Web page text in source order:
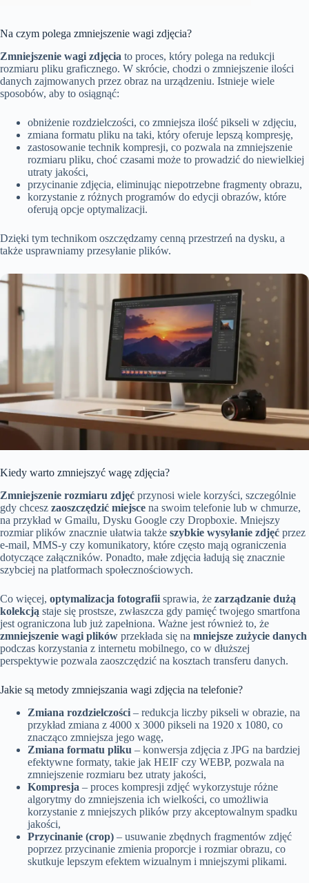
Na czym polega zmniejszenie wagi zdjęcia?
Zmniejszenie wagi zdjęcia to proces, który polega na redukcji
rozmiaru pliku graficznego. W skrócie, chodzi o zmniejszenie ilości
danych zajmowanych przez obraz na urządzeniu. Istnieje wiele
sposobów, aby to osiągnąć:
obniżenie rozdzielczości, co zmniejsza ilość pikseli w zdjęciu,
zmiana formatu pliku na taki, który oferuje lepszą kompresję,
zastosowanie technik kompresji, co pozwala na zmniejszenie
rozmiaru pliku, choć czasami może to prowadzić do niewielkiej
utraty jakości,
przycinanie zdjęcia, eliminując niepotrzebne fragmenty obrazu,
korzystanie z różnych programów do edycji obrazów, które
oferują opcje optymalizacji.
Dzięki tym technikom oszczędzamy cenną przestrzeń na dysku, a
także usprawniamy przesyłanie plików.
Kiedy warto zmniejszyć wagę zdjęcia?
Zmniejszenie rozmiaru zdjęć przynosi wiele korzyści, szczególnie
gdy chcesz zaoszczędzić miejsce na swoim telefonie lub w chmurze,
na przykład w Gmailu, Dysku Google czy Dropboxie. Mniejszy
rozmiar plików znacznie ułatwia także szybkie wysyłanie zdjęć przez
e-mail, MMS-y czy komunikatory, które często mają ograniczenia
dotyczące załączników. Ponadto, małe zdjęcia ładują się znacznie
szybciej na platformach społecznościowych.
Co więcej, optymalizacja fotografii sprawia, że zarządzanie dużą
kolekcją staje się prostsze, zwłaszcza gdy pamięć twojego smartfona
jest ograniczona lub już zapełniona. Ważne jest również to, że
zmniejszenie wagi plików przekłada się na mniejsze zużycie danych
podczas korzystania z internetu mobilnego, co w dłuższej
perspektywie pozwala zaoszczędzić na kosztach transferu danych.
Jakie są metody zmniejszania wagi zdjęcia na telefonie?
Zmiana rozdzielczości – redukcja liczby pikseli w obrazie, na
przykład zmiana z 4000 x 3000 pikseli na 1920 x 1080, co
znacząco zmniejsza jego wagę,
Zmiana formatu pliku – konwersja zdjęcia z JPG na bardziej
efektywne formaty, takie jak HEIF czy WEBP, pozwala na
zmniejszenie rozmiaru bez utraty jakości,
Kompresja – proces kompresji zdjęć wykorzystuje różne
algorytmy do zmniejszenia ich wielkości, co umożliwia
korzystanie z mniejszych plików przy akceptowalnym spadku
jakości,
Przycinanie (crop) – usuwanie zbędnych fragmentów zdjęć
poprzez przycinanie zmienia proporcje i rozmiar obrazu, co
skutkuje lepszym efektem wizualnym i mniejszymi plikami.